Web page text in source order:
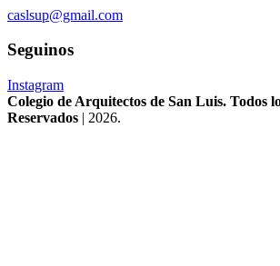
caslsup@gmail.com
Seguinos
Instagram
Colegio de Arquitectos de San Luis. Todos
Reservados | 2026.